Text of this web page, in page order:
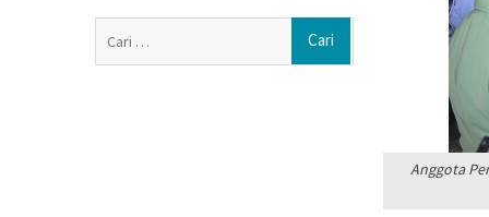
Pencurian
Secara
Anggota